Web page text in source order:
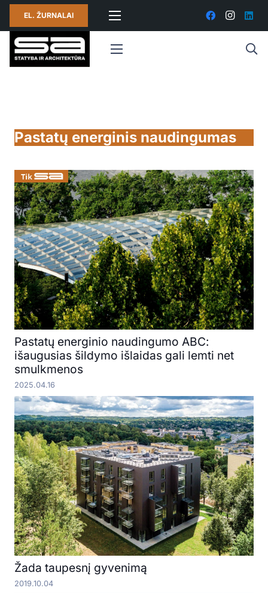
EL. ŽURNALAI
Pastatų energinis naudingumas
Pastatų energinio naudingumo ABC:
išaugusias šildymo išlaidas gali lemti net
smulkmenos
2025.04.16
Žada taupesnį gyvenimą
2019.10.04